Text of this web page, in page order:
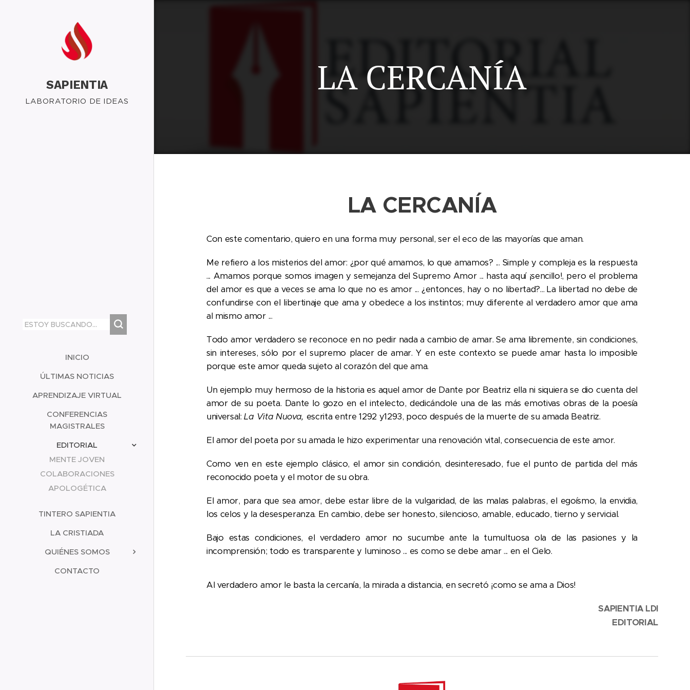
SAPIENTIA
LABORATORIO DE IDEAS
INICIO
ÚLTIMAS NOTICIAS
APRENDIZAJE VIRTUAL
CONFERENCIAS
MAGISTRALES
EDITORIAL
MENTE JOVEN
COLABORACIONES
APOLOGÉTICA
TINTERO SAPIENTIA
LA CRISTIADA
QUIÉNES SOMOS
CONTACTO
LA CERCANÍA
LA CERCANÍA
Con este comentario, quiero en una forma muy personal, ser el eco de las mayorías que aman.
Me refiero a los misterios del amor: ¿por qué amamos, lo que amamos? ... Simple y compleja es la respuesta
... Amamos porque somos imagen y semejanza del Supremo Amor ... hasta aquí ¡sencillo!, pero el problema
del amor es que a veces se ama lo que no es amor ... ¿entonces, hay o no libertad?... La libertad no debe de
confundirse con el libertinaje que ama y obedece a los instintos; muy diferente al verdadero amor que ama
al mismo amor ...
Todo amor verdadero se reconoce en no pedir nada a cambio de amar. Se ama libremente, sin condiciones,
sin intereses, sólo por el supremo placer de amar. Y en este contexto se puede amar hasta lo imposible
porque este amor queda sujeto al corazón del que ama.
Un ejemplo muy hermoso de la historia es aquel amor de Dante por Beatriz ella ni siquiera se dio cuenta del
amor de su poeta. Dante lo gozo en el intelecto, dedicándole una de las más emotivas obras de la poesía
universal:La Vita Nuova, escrita entre 1292 y1293, poco después de la muerte de su amada Beatriz.
El amor del poeta por su amada le hizo experimentar una renovación vital, consecuencia de este amor.
Como ven en este ejemplo clásico, el amor sin condición, desinteresado, fue el punto de partida del más
reconocido poeta y el motor de su obra.
El amor, para que sea amor, debe estar libre de la vulgaridad, de las malas palabras, el egoísmo, la envidia,
los celos y la desesperanza. En cambio, debe ser honesto, silencioso, amable, educado, tierno y servicial.
Bajo estas condiciones, el verdadero amor no sucumbe ante la tumultuosa ola de las pasiones y la
incomprensión; todo es transparente y luminoso ... es como se debe amar ... en el Cielo.
Al verdadero amor le basta la cercanía, la mirada a distancia, en secretó ¡como se ama a Dios!
SAPIENTIA LDI
EDITORIAL